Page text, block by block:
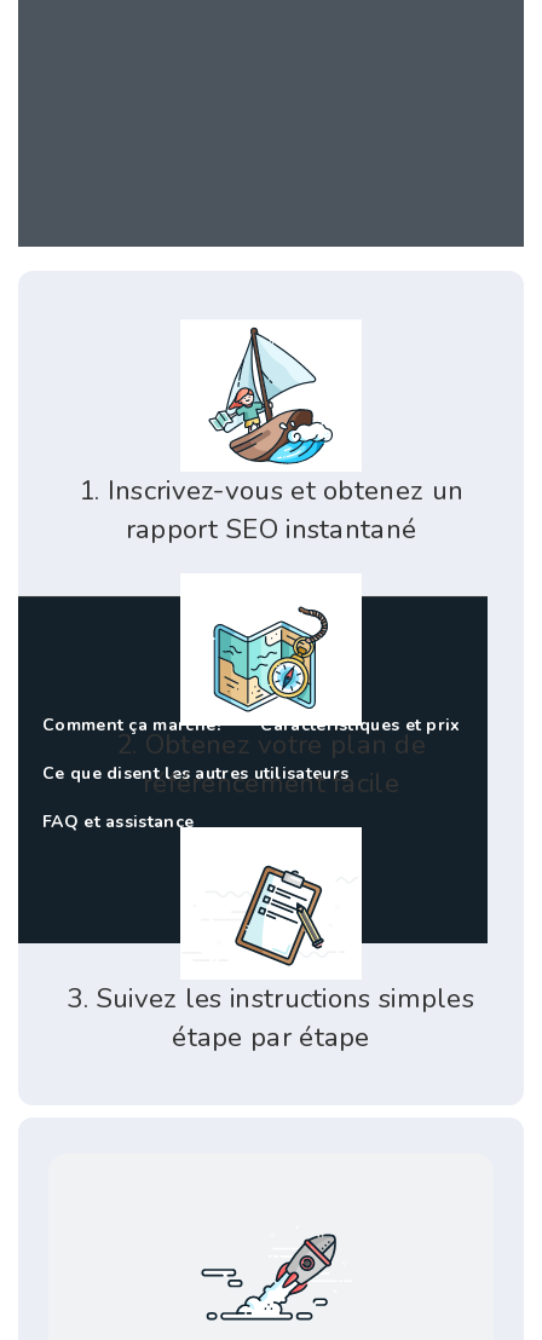
Comment ça marche? Caractéristiques et prix
Ce que disent les autres utilisateurs
FAQ et assistance
1. Inscrivez-vous et obtenez un
rapport SEO instantané
2. Obtenez votre plan de
référencement facile
3. Suivez les instructions simples
étape par étape